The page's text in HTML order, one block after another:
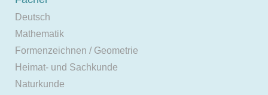
Deutsch
Mathematik
Formenzeichnen / Geometrie
Heimat- und Sachkunde
Naturkunde